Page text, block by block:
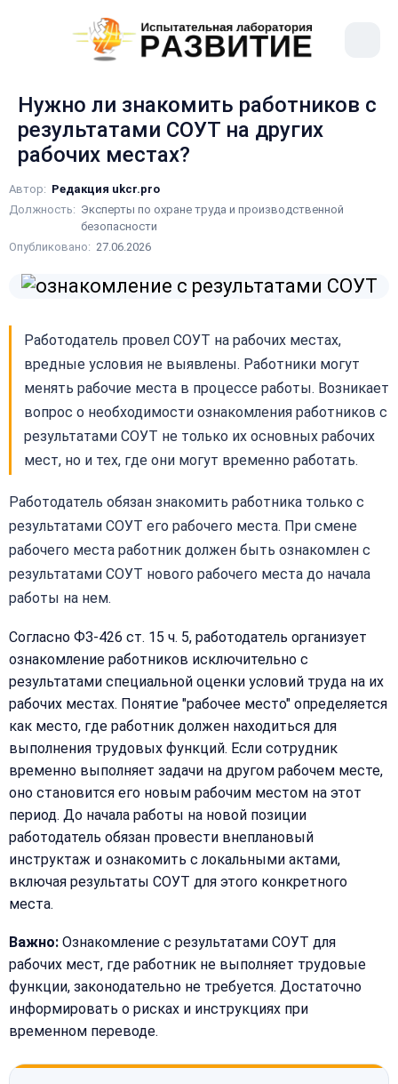
Нужно ли знакомить работников с
результатами СОУТ на других
рабочих местах?
Автор: Редакция ukcr.pro
Должность: Эксперты по охране труда и производственной
безопасности
Опубликовано: 27.06.2026
Работодатель провел СОУТ на рабочих местах,
вредные условия не выявлены. Работники могут
менять рабочие места в процессе работы. Возникает
вопрос о необходимости ознакомления работников с
результатами СОУТ не только их основных рабочих
мест, но и тех, где они могут временно работать.
Работодатель обязан знакомить работника только с
результатами СОУТ его рабочего места. При смене
рабочего места работник должен быть ознакомлен с
результатами СОУТ нового рабочего места до начала
работы на нем.
Согласно ФЗ-426 ст. 15 ч. 5, работодатель организует
ознакомление работников исключительно с
результатами специальной оценки условий труда на их
рабочих местах. Понятие "рабочее место" определяется
как место, где работник должен находиться для
выполнения трудовых функций. Если сотрудник
временно выполняет задачи на другом рабочем месте,
оно становится его новым рабочим местом на этот
период. До начала работы на новой позиции
работодатель обязан провести внеплановый
инструктаж и ознакомить с локальными актами,
включая результаты СОУТ для этого конкретного
места.
Важно: Ознакомление с результатами СОУТ для
рабочих мест, где работник не выполняет трудовые
функции, законодательно не требуется. Достаточно
информировать о рисках и инструкциях при
временном переводе.